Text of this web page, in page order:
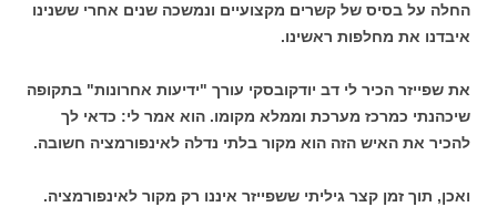
החלה על בסיס של קשרים מקצועיים ונמשכה שנים אחרי ששנינו
איבדנו את מחלפות ראשינו.
את שפייזר הכיר לי דב יודקובסקי עורך "ידיעות אחרונות" בתקופה
שיכהנתי כמרכז מערכת וממלא מקומו. הוא אמר לי: כדאי לך
להכיר את האיש הזה הוא מקור בלתי נדלה לאינפורמציה חשובה.
ואכן, תוך זמן קצר גיליתי ששפייזר איננו רק מקור לאינפורמציה.